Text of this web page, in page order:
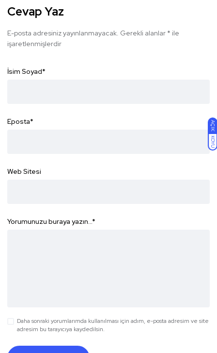
AÇIK
KOYU
Cevap Yaz
E-posta adresiniz yayınlanmayacak. Gerekli alanlar * ile
işaretlenmişlerdir
İsim Soyad*
Eposta*
Web Sitesi
Yorumunuzu buraya yazın...*
Daha sonraki yorumlarımda kullanılması için adım, e-posta adresim ve site
adresim bu tarayıcıya kaydedilsin.